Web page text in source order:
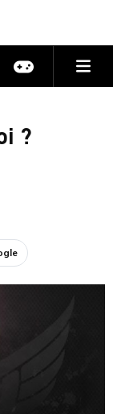
Actu jeux
?